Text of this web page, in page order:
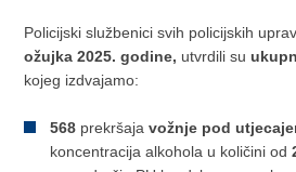
Policijski službenici svih policijskih
ožujka 2025. godine, utvrdili su
kojeg izdvajamo:
568 prekršajavožnje pod
koncentracija alkohola u količini od